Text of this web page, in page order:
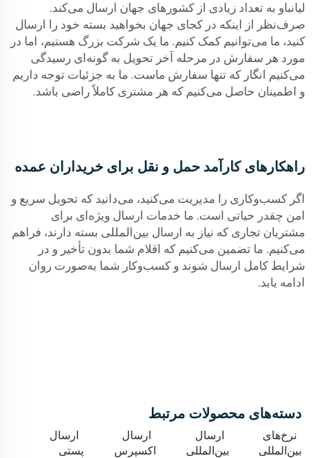
لیانباو به تعداد زیادی از کشورهای جهان ارسال می‌کند.
صرف‌نظر از اینکه در کجای جهان بخواهید بسته خود را ارسال
کنید، ما می‌توانیم کمک کنیم. ما یک شرکت بزرگ هستیم، اما در
مورد هر سفارش در مرحله آخر تحویل به گونه‌ای رسیدگی
می‌کنیم انگار که تنها سفارش ماست. ما به جزئیات توجه داریم
و اطمینان حاصل می‌کنیم که هر مشتری کاملاً راضی باشد.
راهکارهای کارآمد حمل و نقل برای خریداران عمده
اگر کسب‌وکاری را مدیریت می‌کنید، می‌دانید که تحویل سریع و
امن چقدر حیاتی است. ما خدمات ارسال ویژه‌ای برای
مشتریان تجاری که نیاز به ارسال بین‌المللی بسته دارند، فراهم
می‌کنیم. ما تضمین می‌کنیم که اقلام شما بدون تأخیر و در
شرایط کامل ارسال شوند و کسب‌وکار شما به‌صورت روان
ادامه یابد.
دسته‌های محصولات مرتبط
نرخ‌های
بین‌المللی
ارسال
بین‌المللی
ارسال
اکسپرس
ارسال
پستی